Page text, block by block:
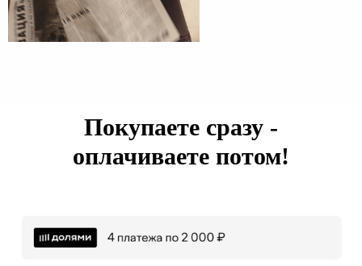
Покупаете сразу -
оплачиваете потом!